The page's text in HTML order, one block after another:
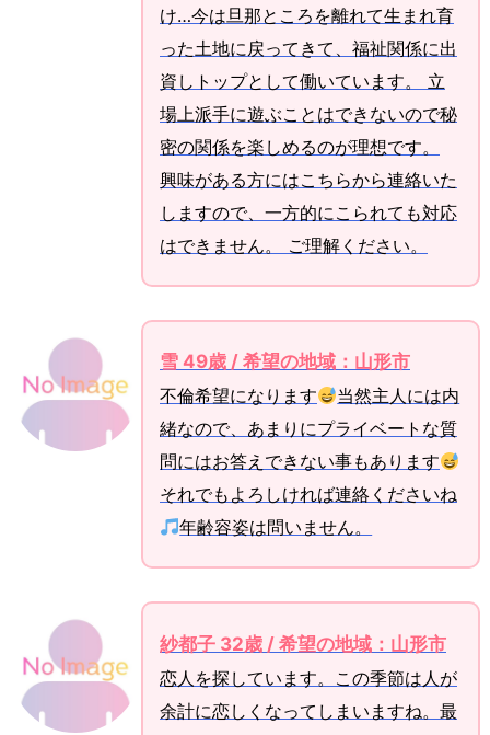
け…今は旦那ところを離れて生まれ育
った土地に戻ってきて、福祉関係に出
資しトップとして働いています。 立
場上派手に遊ぶことはできないので秘
密の関係を楽しめるのが理想です。
興味がある方にはこちらから連絡いた
しますので、一方的にこられても対応
はできません。 ご理解ください。
雪 49歳 / 希望の地域：山形市
不倫希望になります
当然主人には内
緒なので、あまりにプライベートな質
問にはお答えできない事もあります
それでもよろしければ連絡くださいね
年齢容姿は問いません。
紗都子 32歳 / 希望の地域：山形市
恋人を探しています。この季節は人が
余計に恋しくなってしまいますね。最